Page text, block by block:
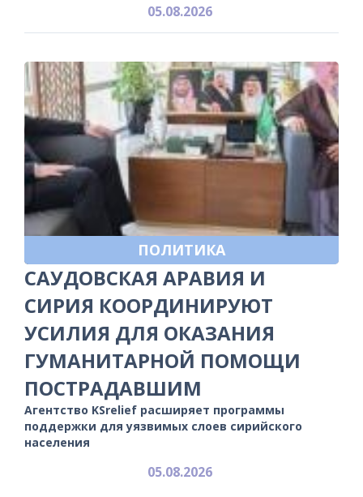
05.08.2026
ПОЛИТИКА
САУДОВСКАЯ АРАВИЯ И
СИРИЯ КООРДИНИРУЮТ
УСИЛИЯ ДЛЯ ОКАЗАНИЯ
ГУМАНИТАРНОЙ ПОМОЩИ
ПОСТРАДАВШИМ
Агентство KSrelief расширяет программы
поддержки для уязвимых слоев сирийского
населения
05.08.2026